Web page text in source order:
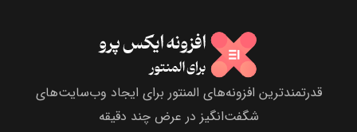
قدرتمندترین افزونه‌های المنتور برای ایجاد وب‌سایت‌های
شگفت‌انگیز در عرض چند دقیقه